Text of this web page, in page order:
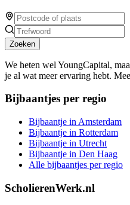
Zoeken
We heten wel YoungCapital,
je al wat meer ervaring hebt.
Bijbaantjes per regio
Bijbaantje in Amsterdam
Bijbaantje in Rotterdam
Bijbaantje in Utrecht
Bijbaantje in Den Haag
Alle bijbaantjes per regio
ScholierenWerk.nl